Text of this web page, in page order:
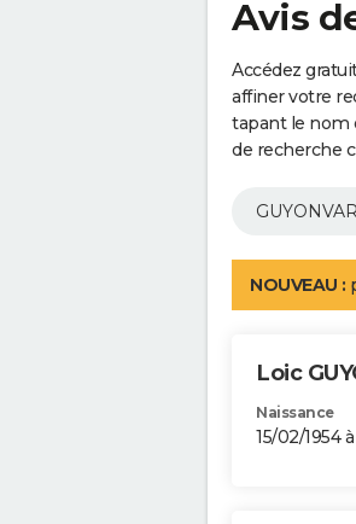
Avis
Accédez
affiner votre
tapant le nom
de recherche
NOUVEAU :
Loic
Naissance
15/02/1954 à